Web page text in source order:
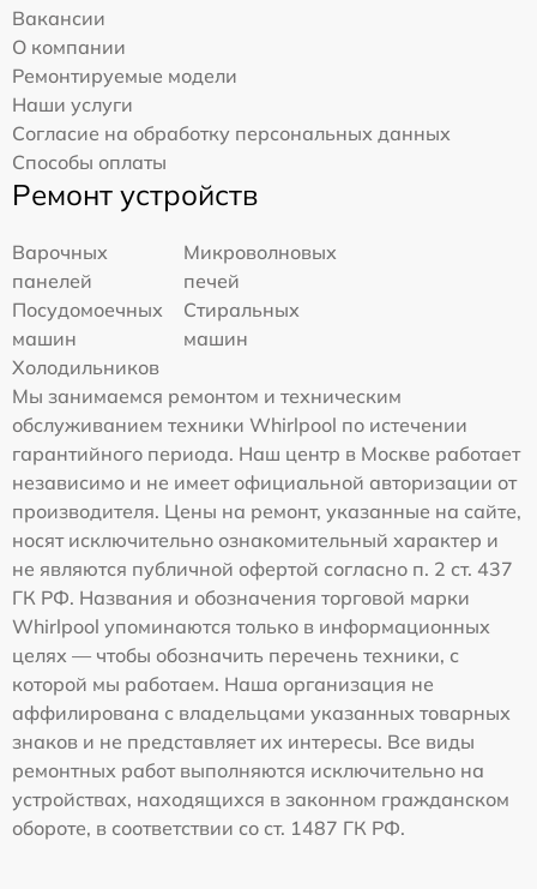
Вакансии
О компании
Ремонтируемые модели
Наши услуги
Согласие на обработку персональных данных
Способы оплаты
Ремонт устройств
Варочных
панелей
Микроволновых
печей
Посудомоечных
машин
Стиральных
машин
Холодильников
Мы занимаемся ремонтом и техническим
обслуживанием техники Whirlpool по истечении
гарантийного периода. Наш центр в Москве работает
независимо и не имеет официальной авторизации от
производителя. Цены на ремонт, указанные на сайте,
носят исключительно ознакомительный характер и
не являются публичной офертой согласно п. 2 ст. 437
ГК РФ. Названия и обозначения торговой марки
Whirlpool упоминаются только в информационных
целях — чтобы обозначить перечень техники, с
которой мы работаем. Наша организация не
аффилирована с владельцами указанных товарных
знаков и не представляет их интересы. Все виды
ремонтных работ выполняются исключительно на
устройствах, находящихся в законном гражданском
обороте, в соответствии со ст. 1487 ГК РФ.